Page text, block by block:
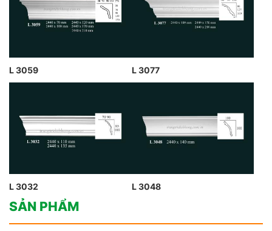
L 3059 L 3077
L 3032 L 3048
SẢN PHẨM